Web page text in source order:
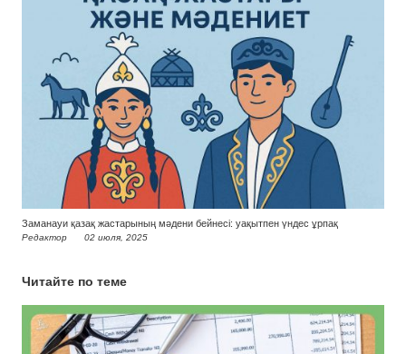
Заманауи қазақ жастарының мәдени бейнесі: уақытпен үндес ұрпақ
Редактор 02 июля, 2025
Читайте по теме